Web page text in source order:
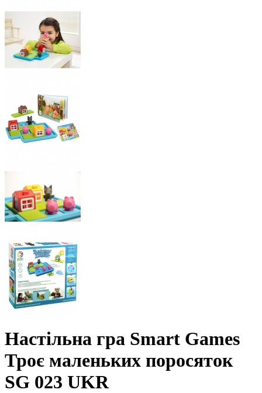
Настільна гра Smart Games
Троє маленьких поросяток
SG 023 UKR